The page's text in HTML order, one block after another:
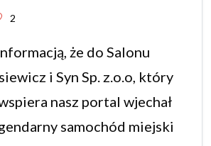
2
że do Salonu
i Syn Sp. z.o.o, który
nasz portal wjechał
samochód miejski